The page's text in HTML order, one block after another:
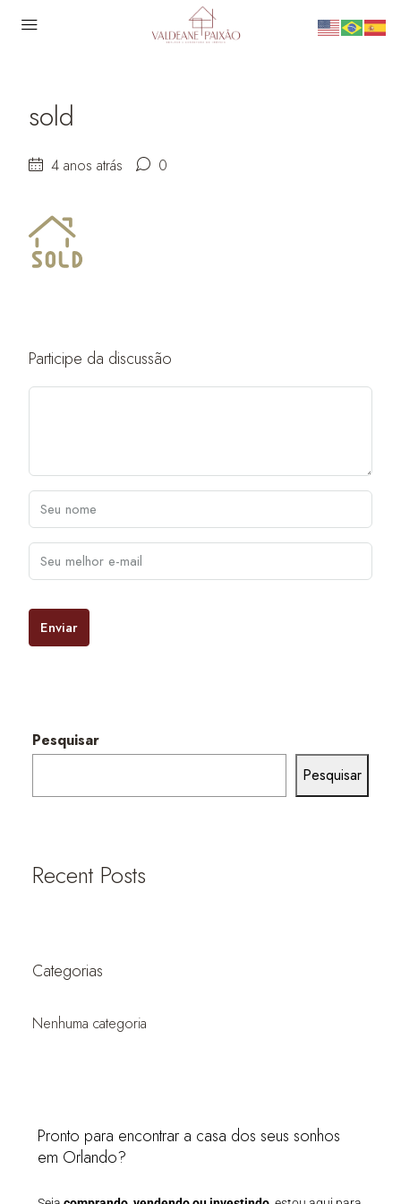
sold
4 anos atrás 0
Participe da discussão
Enviar
Pesquisar
Pesquisar
Recent Posts
Categorias
Nenhuma categoria
Pronto para encontrar a casa dos seus sonhos
em Orlando?